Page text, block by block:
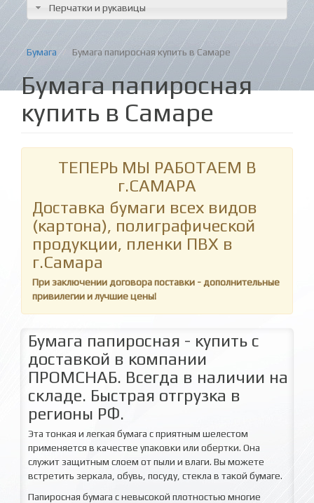
Перчатки и рукавицы
Бумага Бумага папиросная купить в Самаре
Бумага папиросная
купить в Самаре
ТЕПЕРЬ МЫ РАБОТАЕМ В
г.САМАРА
Доставка бумаги всех видов
(картона), полиграфической
продукции, пленки ПВХ в
г.Самара
При заключении договора поставки - дополнительные
привилегии и лучшие цены!
Бумага папиросная - купить с
доставкой в компании
ПРОМСНАБ. Всегда в наличии на
складе. Быстрая отгрузка в
регионы РФ.
Эта тонкая и легкая бумага с приятным шелестом
применяется в качестве упаковки или обертки. Она
служит защитным слоем от пыли и влаги. Вы можете
встретить зеркала, обувь, посуду, стекла в такой бумаге.
Папиросная бумага с невысокой плотностью многие